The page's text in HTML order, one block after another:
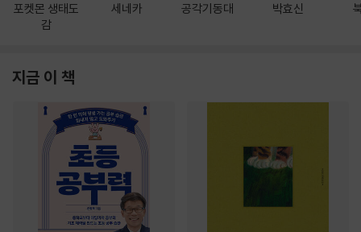
포켓몬 생태도
감
세네카 공각기동대 박효신
지금 이 책